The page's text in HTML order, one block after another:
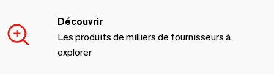
Découvrir
Les produits de milliers de fournisseurs à
explorer